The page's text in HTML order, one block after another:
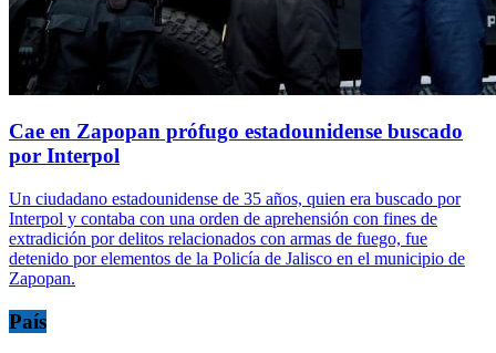
Cae en Zapopan prófugo estadounidense buscado
por Interpol
Un ciudadano estadounidense de 35 años, quien era buscado por
Interpol y contaba con una orden de aprehensión con fines de
extradición por delitos relacionados con armas de fuego, fue
detenido por elementos de la Policía de Jalisco en el municipio de
Zapopan.
País